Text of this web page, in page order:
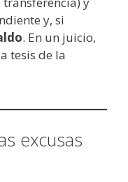
y, si
. En un juicio,
tesis de la
excusas